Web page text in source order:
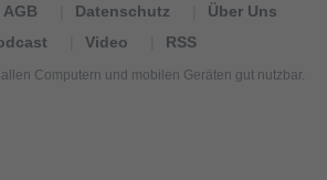
AGB Datenschutz
Über Uns
Video RSS
Computern und mobilen Geräten gut nutzbar.